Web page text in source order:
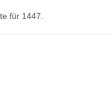
für 1447.